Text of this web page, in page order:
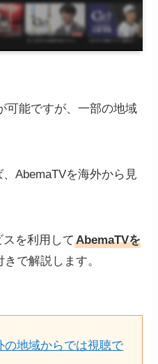
可能ですが、一部の地域
、AbemaTVを海外から見
スを利用してAbemaTVを
きで解説します。
の地域からでは視聴で